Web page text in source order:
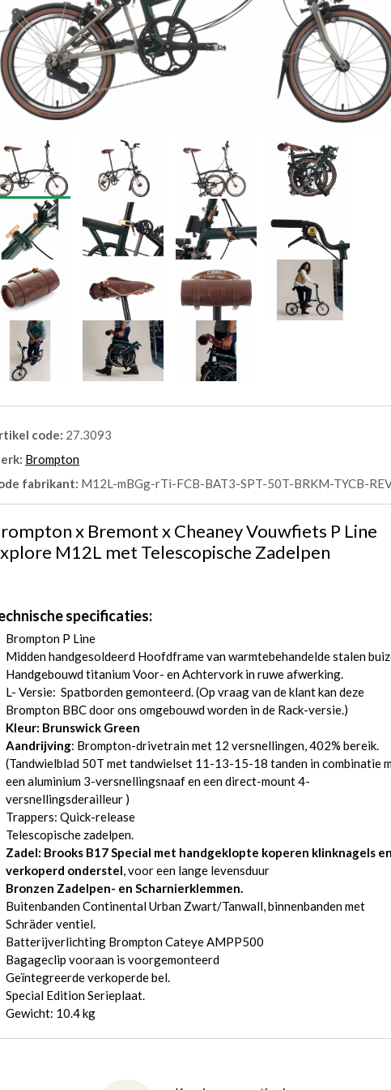
code: 27.3093
Brompton
fabrikant: M12L-mBGg-rTi-FCB-BAT3-SPT-50T-BRKM-TYCB-
x Bremont x Cheaney Vouwfiets P Line
M12L met Telescopische Zadelpen
specificaties:
Brompton P Line
Midden handgesoldeerd Hoofdframe van warmtebehandelde stalen
Handgebouwd titanium Voor- en Achtervork in ruwe afwerking.
L- Versie: Spatborden gemonteerd. (Op vraag van de klant kan deze
Brompton BBC door ons omgebouwd worden in de Rack-versie.)
Kleur: Brunswick Green
Aandrijving: Brompton-drivetrain met 12 versnellingen, 402% bereik.
(Tandwielblad 50T met tandwielset 11-13-15-18 tanden in combinatie
een aluminium 3-versnellingsnaaf en een direct-mount 4-
versnellingsderailleur )
Trappers: Quick-release
Telescopische zadelpen.
Zadel: Brooks B17 Special met handgeklopte koperen klinknagels en
verkoperd onderstel, voor een lange levensduur
Bronzen Zadelpen- en Scharnierklemmen.
Buitenbanden Continental Urban Zwart/Tanwall, binnenbanden met
Schräder ventiel.
Batterijverlichting Brompton Cateye AMPP500
Bagageclip vooraan is voorgemonteerd
Geïntegreerde verkoperde bel.
Special Edition Serieplaat.
Gewicht: 10.4 kg